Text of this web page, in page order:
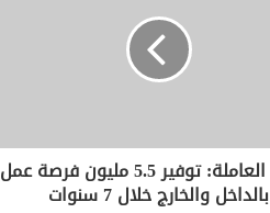
القوى العاملة: توفير 5.5 مليون فرصة عمل
بالداخل والخارج خلال 7 سنوات